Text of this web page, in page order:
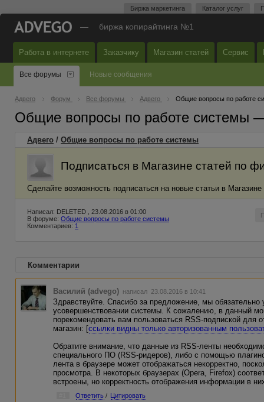
Биржа маркетинга Каталог услуг
— биржа копирайтинга №1
Работа в интернете Заказчику Магазин статей Сервис
Все форумы Новые сообщения
Адвего Форум Все форумы Адвего Общие вопросы по работе
Общие вопросы по работе системы
Адвего / Общие вопросы по работе системы
Подписаться в Магазине статей по
Сделайте возможность подписаться на новые статьи в
Написал: DELETED , 23.08.2016 в 01:00
В форуме: Общие вопросы по работе системы
Комментариев: 1
Комментарии
Василий (advego) написал 23.08.2016 в 10:41
Здравствуйте. Спасибо за предложение, мы
усовершенствовании системы. К сожалению, в данный
порекомендовать вам пользоваться RSS-подпиской для
магазин: [ссылки видны только авторизованным
Обратите внимание, что данные из RSS-ленты
специального ПО (RSS-ридеров), либо с помощью
лента в браузере может отображаться некорректно,
просмотра. В некоторых браузерах (Opera, Firefox)
встроены, но корректность отображения информации в
Ответить / Цитировать